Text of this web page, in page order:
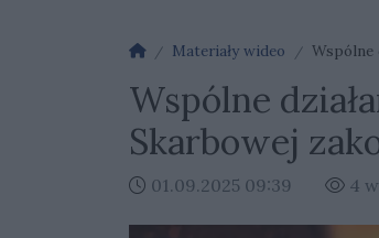
Strona główna
Materiały wideo Wspólne
Wspólne
Skarbowej
01.09.2025 09:39 4